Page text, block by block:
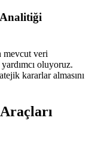
mevcut veri
oluyoruz.
kararlar almasını